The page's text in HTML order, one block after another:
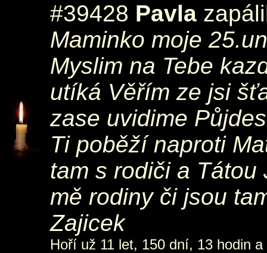
#39428 Pavla
Maminko moje
Myslim na Tebe
utíká Věřím ze jsi
zase uvidime
Ti poběží naproti
tam s rodiči a
mě rodiny či jsou
Zajicek
Hoří už 11 let, 150 dní, 13 hodin